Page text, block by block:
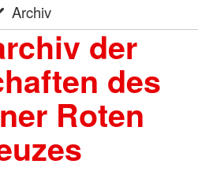
Archiv
der
des
Roten